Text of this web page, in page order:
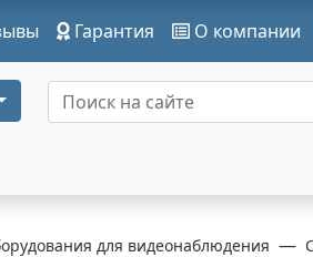
Гарантия О компании
для видеонаблюдения